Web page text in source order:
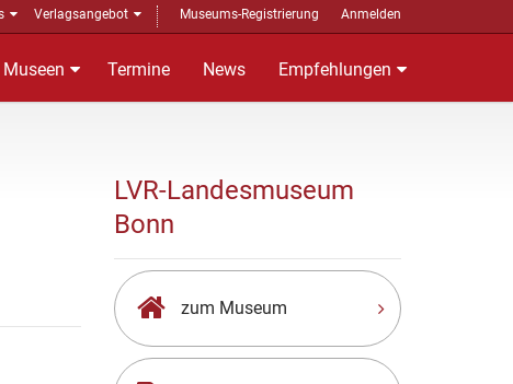
Verlagsangebot Museums-Registrierung Anmelden
Museen Termine News Empfehlungen
LVR-Landesmuseum
Bonn
zum Museum